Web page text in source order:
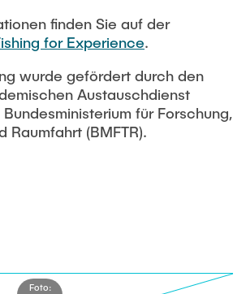
finden Sie auf der
for Experience.
wurde gefördert durch den
Austauschdienst
Bundesministerium für Forschung,
Raumfahrt (BMFTR).
Foto: